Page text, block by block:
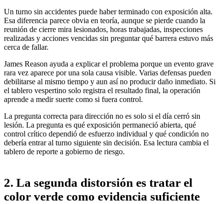
Un turno sin accidentes puede haber terminado con exposición alta.
Esa diferencia parece obvia en teoría, aunque se pierde cuando la
reunión de cierre mira lesionados, horas trabajadas, inspecciones
realizadas y acciones vencidas sin preguntar qué barrera estuvo más
cerca de fallar.
James Reason ayuda a explicar el problema porque un evento grave
rara vez aparece por una sola causa visible. Varias defensas pueden
debilitarse al mismo tiempo y aun así no producir daño inmediato. Si
el tablero vespertino solo registra el resultado final, la operación
aprende a medir suerte como si fuera control.
La pregunta correcta para dirección no es solo si el día cerró sin
lesión. La pregunta es qué exposición permaneció abierta, qué
control crítico dependió de esfuerzo individual y qué condición no
debería entrar al turno siguiente sin decisión. Esa lectura cambia el
tablero de reporte a gobierno de riesgo.
2. La segunda distorsión es tratar el
color verde como evidencia suficiente